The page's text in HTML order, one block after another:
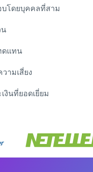
บโดยบุคคลที่สาม
ดแทน
ามเสี่ยง
งินที่ยอดเยี่ยม